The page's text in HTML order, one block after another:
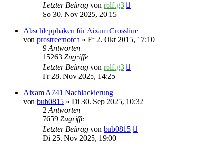
Letzter Beitrag von rolf.g3
So 30. Nov 2025, 20:15
Abschlepphaken für Aixam Crossline
von prostreetnotch » Fr 2. Okt 2015, 17:10
9Antworten
15263 Zugriffe
Letzter Beitrag von rolf.g3
Fr 28. Nov 2025, 14:25
Aixam A741 Nachlackierung
von bub0815 » Di 30. Sep 2025, 10:32
2Antworten
7659 Zugriffe
Letzter Beitrag von bub0815
Di 25. Nov 2025, 19:00